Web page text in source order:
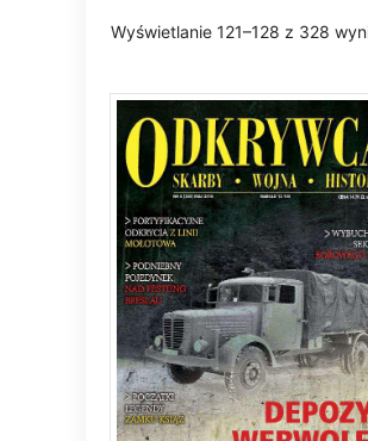
Wyświetlanie 121–128 z 328